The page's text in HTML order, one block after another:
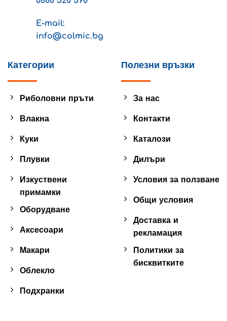
E-mail:
info@colmic.bg
Категории
Риболовни пръти
Влакна
Куки
Плувки
Изкуствени
примамки
Оборудване
Аксесоари
Макари
Облекло
Подхранки
Полезни връзки
За нас
Контакти
Каталози
Дилъри
Условия за ползване
Общи условия
Доставка и
рекламация
Политики за
бисквитките